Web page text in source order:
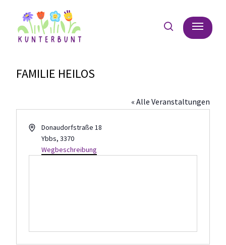
searchMenu
FAMILIE HEILOS
« Alle Veranstaltungen
AdresseDonaudorfstraße 18
Ybbs, 3370
Wegbeschreibung